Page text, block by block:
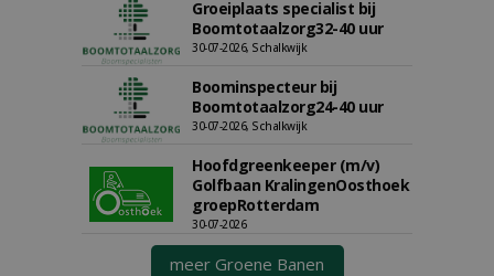
Groeiplaats specialist bij
Boomtotaalzorg32-40 uur
30-07-2026, Schalkwijk
Boominspecteur bij
Boomtotaalzorg24-40 uur
30-07-2026, Schalkwijk
Hoofdgreenkeeper (m/v)
Golfbaan KralingenOosthoek
groepRotterdam
30-07-2026
meer Groene Banen